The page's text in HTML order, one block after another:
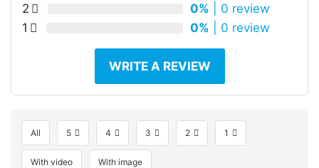
2
0% | 0 review
1
0% | 0 review
WRITE A REVIEW
All 5 4 3 2 1
With video With image